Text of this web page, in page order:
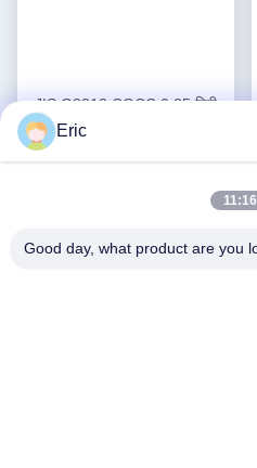
JIS G3312 CGCC 0.25 मिमी
नालीदार स्टील की छत शीट 820 मिमी
Eric
Good day, what product are you